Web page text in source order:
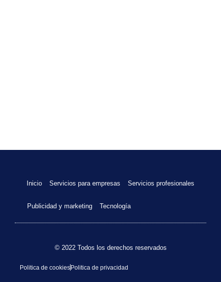
Inicio Servicios para empresas Servicios profesionales
Publicidad y marketing Tecnología
© 2022 Todos los derechos reservados
Politica de cookies Politica de privacidad